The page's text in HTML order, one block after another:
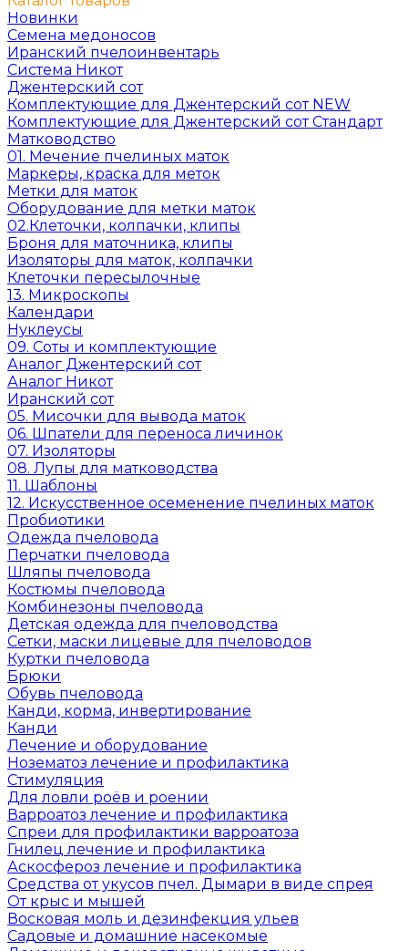
Новинки
Семена медоносов
Иранский пчелоинвентарь
Система Никот
Джентерский сот
Комплектующие для Джентерский сот NEW
Комплектующие для Джентерский сот Стандарт
Матководство
01. Мечение пчелиных маток
Маркеры, краска для меток
Метки для маток
Оборудование для метки маток
02.Клеточки, колпачки, клипы
Броня для маточника, клипы
Изоляторы для маток, колпачки
Клеточки пересылочные
13. Микроскопы
Календари
Нуклеусы
09. Соты и комплектующие
Аналог Джентерский сот
Аналог Никот
Иранский сот
05. Мисочки для вывода маток
06. Шпатели для переноса личинок
07. Изоляторы
08. Лупы для матководства
11. Шаблоны
12. Искусственное осеменение пчелиных маток
Пробиотики
Одежда пчеловода
Перчатки пчеловода
Шляпы пчеловода
Костюмы пчеловода
Комбинезоны пчеловода
Детская одежда для пчеловодства
Сетки, маски лицевые для пчеловодов
Куртки пчеловода
Брюки
Обувь пчеловода
Канди, корма, инвертирование
Канди
Лечение и оборудование
Нозематоз лечение и профилактика
Стимуляция
Для ловли роёв и роении
Варроатоз лечение и профилактика
Спреи для профилактики варроатоза
Гнилец лечение и профилактика
Аскосфероз лечение и профилактика
Средства от укусов пчел. Дымари в виде спрея
От крыс и мышей
Восковая моль и дезинфекция ульев
Садовые и домашние насекомые